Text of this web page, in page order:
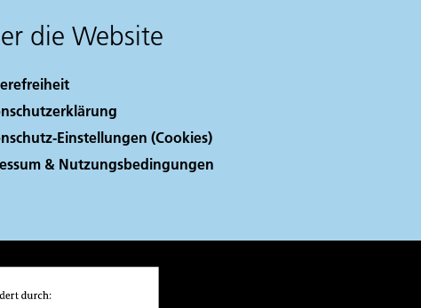
die Website
Einstellungen (Cookies)
& Nutzungsbedingungen